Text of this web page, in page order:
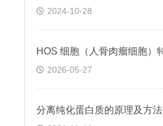
2024-10-28
2026-05-27
分离纯化蛋白质的原理及方法